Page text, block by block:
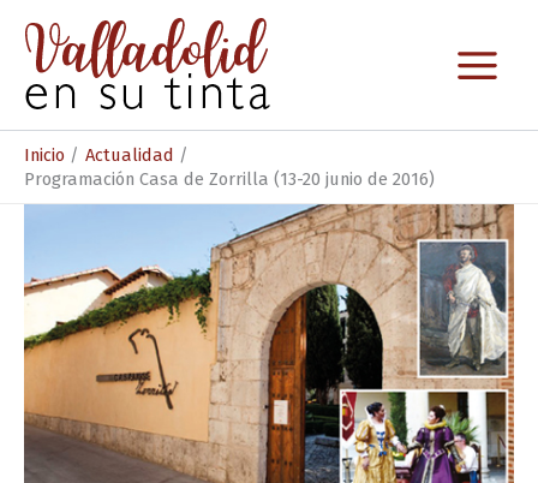
contenido
Inicio
Actualidad
Programación Casa de Zorrilla (13-20 junio de 2016)